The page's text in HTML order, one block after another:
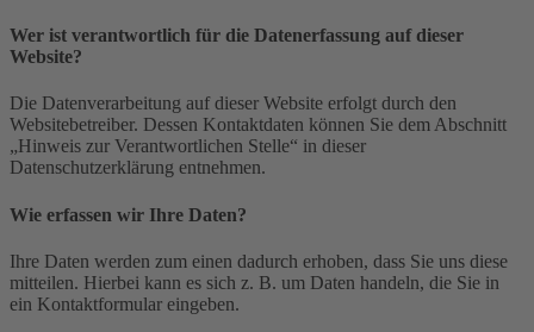
Wer ist verantwortlich für die Datenerfassung auf dieser
Website?
Die Datenverarbeitung auf dieser Website erfolgt durch den
Websitebetreiber. Dessen Kontaktdaten können Sie dem Abschnitt
„Hinweis zur Verantwortlichen Stelle“ in dieser
Datenschutzerklärung entnehmen.
Wie erfassen wir Ihre Daten?
Ihre Daten werden zum einen dadurch erhoben, dass Sie uns diese
mitteilen. Hierbei kann es sich z. B. um Daten handeln, die Sie in
ein Kontaktformular eingeben.